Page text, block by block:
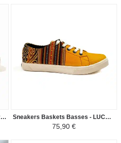
Sneakers Baskets Basses - FLOR DE LA CANTUTA Tissu Péruvien Motif Ethniques Homme-Femme - Pourpre Sneakers Baskets Basses - LUCUMA Tissu Péruvien Motif Ethniques Homme-Femme - Jaune des Andes / Marron
75,90 €